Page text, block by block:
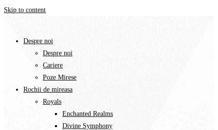
Skip to content
Despre noi
Despre noi
Cariere
Poze Mirese
Rochii de mireasa
Royals
Enchanted Realms
Divine Symphony​